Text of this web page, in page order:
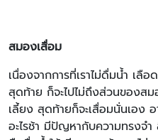
สมองเสื่อม
เนื่องจากการที่เราไม่ดื่มน้ำ เลื
สุดท้าย ก็จะไปไม่ถึงส่วนของส
เลี้ยง สุดท้ายก็จะเสื่อมนั่นเอง
อะไรช้า มีปัญหากับความทรงจ